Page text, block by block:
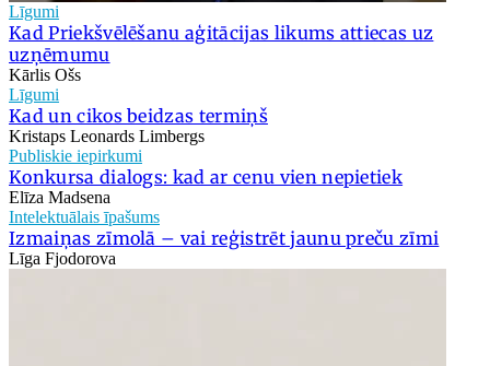
Līgumi
Kad Priekšvēlēšanu aģitācijas likums attiecas uz
uzņēmumu
Kārlis Ošs
Līgumi
Kad un cikos beidzas termiņš
Kristaps Leonards Limbergs
Publiskie iepirkumi
Konkursa dialogs: kad ar cenu vien nepietiek
Elīza Madsena
Intelektuālais īpašums
Izmaiņas zīmolā – vai reģistrēt jaunu preču zīmi
Līga Fjodorova